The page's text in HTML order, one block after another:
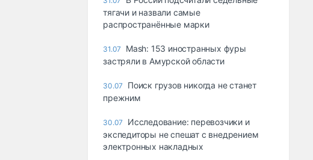
тягачи и назвали самые
распространённые марки
31.07
Mash: 153 иностранных фуры
застряли в Амурской области
30.07
Поиск грузов никогда не станет
прежним
30.07
Исследование: перевозчики и
экспедиторы не спешат с внедрением
электронных накладных